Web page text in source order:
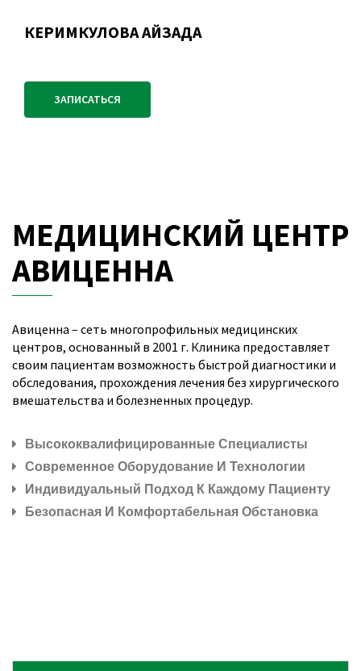
КЕРИМКУЛОВА АЙЗАДА
ЗАПИСАТЬСЯ
МЕДИЦИНСКИЙ ЦЕНТР
АВИЦЕННА
Авиценна – сеть многопрофильных медицинских
центров, основанный в 2001 г. Клиника предоставляет
своим пациентам возможность быстрой диагностики и
обследования, прохождения лечения без хирургического
вмешательства и болезненных процедур.
Высококвалифицированные Специалисты
Современное Оборудование И Технологии
Индивидуальный Подход К Каждому Пациенту
Безопасная И Комфортабельная Обстановка